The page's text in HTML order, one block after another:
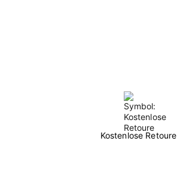
Kostenlose Retoure